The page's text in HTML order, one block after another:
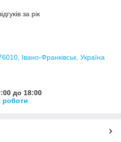
за рік
Івано-Франківськ, Україна
до 18:00
роботи